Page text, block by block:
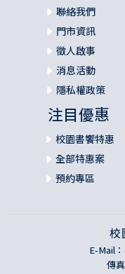
聯絡我們
門市資訊
徵人啟事
消息活動
隱私權政策
注目優惠
校園書饗特惠
全部特惠案
預約專區
校
E-Mail：
傳